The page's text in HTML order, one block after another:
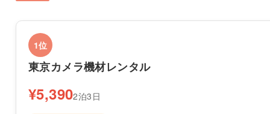
1位
東京カメラ機材レンタル
¥5,3902泊3日